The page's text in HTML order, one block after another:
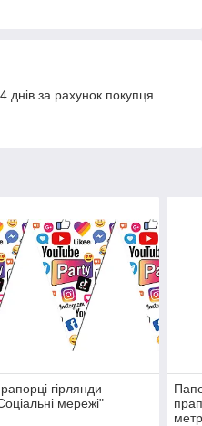
за рахунок покупця
гірлянди
мережі"